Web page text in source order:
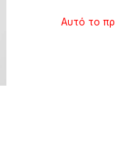
Αυτό το